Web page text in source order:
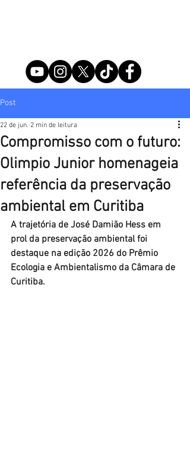
Post
Compromisso com o futuro:
Olimpio Junior homenageia
referência da preservação
ambiental em Curitiba
22 de jun. 2 min de leitura
A trajetória de José Damião Hess em
prol da preservação ambiental foi
destaque na edição 2026 do Prêmio
Ecologia e Ambientalismo da Câmara de
Curitiba.